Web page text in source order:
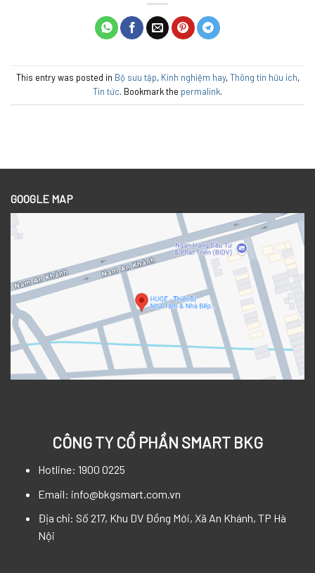
This entry was posted in Bộ sưu tập, Kinh nghiệm hay,Thông tin hữu ích,
Tin tức. Bookmark the permalink.
CÔNG TY CỔ PHẦN SMART BKG
Hotline: 1900 0225
Email: info@bkgsmart.com.vn
Địa chỉ: Số 217, Khu DV Đồng Mới, Xã An Khánh, TP Hà
Nội
GOOGLE MAP